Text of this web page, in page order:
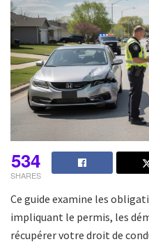
534
SHARES
Ce guide examine les
impliquant le permis, les
récupérer votre droit de